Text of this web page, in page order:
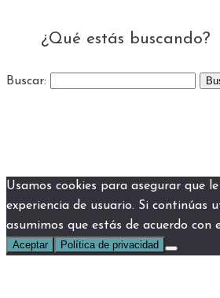
¿Qué estás buscando?
Buscar:
Usamos cookies para asegurar que
experiencia de usuario. Si continúas
asumimos que estás de acuerdo con
Aceptar Política de privacidad